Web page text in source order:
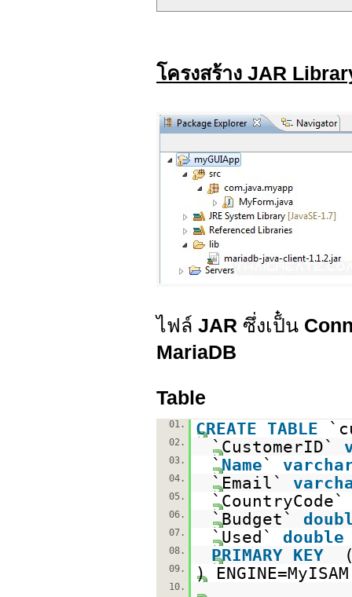
โครงสร้าง JAR
ไฟล์ JAR ซึ่งเป็๋น
MariaDB
Table
01. CREATE TABLE
02. `CustomerID`
03. `Name`
04. `Email`
05.
06. `Budget`
07. `Used` double
08. PRIMARY KEY
09. )
10.